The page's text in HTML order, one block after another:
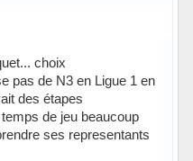
choix
pas de N3 en Ligue 1 en
des étapes
de jeu beaucoup
ses representants